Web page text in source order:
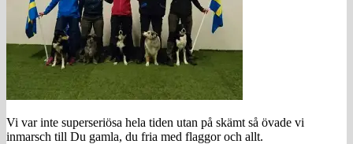
Vi var inte superseriösa hela tiden utan på skämt så övade vi
inmarsch till Du gamla, du fria med flaggor och allt.